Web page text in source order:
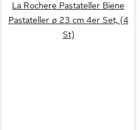
La Rochere Pastateller Biene
Pastateller ø 23 cm 4er Set, (4
St)